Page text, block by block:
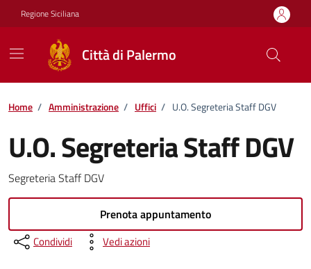
Vai ai contenuti
Vai al footer
Regione Siciliana
Città di Palermo
Home / Amministrazione / Uffici / U.O. Segreteria Staff DGV
U.O. Segreteria Staff DGV
Segreteria Staff DGV
Prenota appuntamento
Condividi Vedi azioni